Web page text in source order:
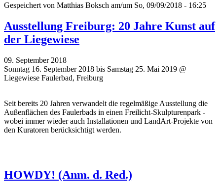
Gespeichert von Matthias Boksch am/um So, 09/09/2018 - 16:25
Ausstellung Freiburg: 20 Jahre Kunst auf
der Liegewiese
09. September 2018
Sonntag 16. September 2018 bis Samstag 25. Mai 2019 @
Liegewiese Faulerbad, Freiburg
Seit bereits 20 Jahren verwandelt die regelmäßige Ausstellung die
Außenflächen des Faulerbads in einen Freilicht-Skulpturenpark -
wobei immer wieder auch Installationen und LandArt-Projekte von
den Kuratoren berücksichtigt werden.
HOWDY! (Anm. d. Red.)